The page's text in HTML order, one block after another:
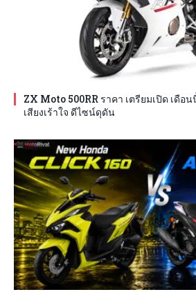
ZX Moto 500RR ราคา เตรียมเปิด เดือ
เสียงเร้าใจ ดีไซน์ดุดัน